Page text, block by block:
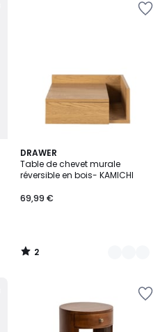
DRAWER
Table de chevet murale
réversible en bois- KAMICHI
69,99 €
2
/
5
3
Couleurs
2
/